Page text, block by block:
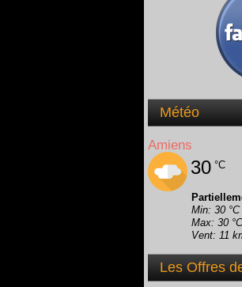
Météo
Amiens
30 °C
Min: 30 °C
Max: 30 °C
Vent: 11
Les Offres